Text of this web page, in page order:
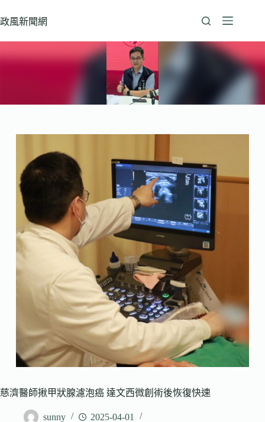
至
政風新聞網
慈濟醫師揪甲狀腺濾泡癌 達文西微創術後恢復快速
sunny
2025-04-01